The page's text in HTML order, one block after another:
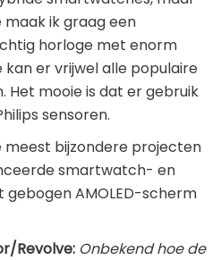
maak ik graag een
horloge met enorm
er vrijwel alle populaire
mooie is dat er gebruik
sensoren.
meest bijzondere projecten
smartwatch- en
AMOLED-scherm
Revolve: Onbekend hoe de